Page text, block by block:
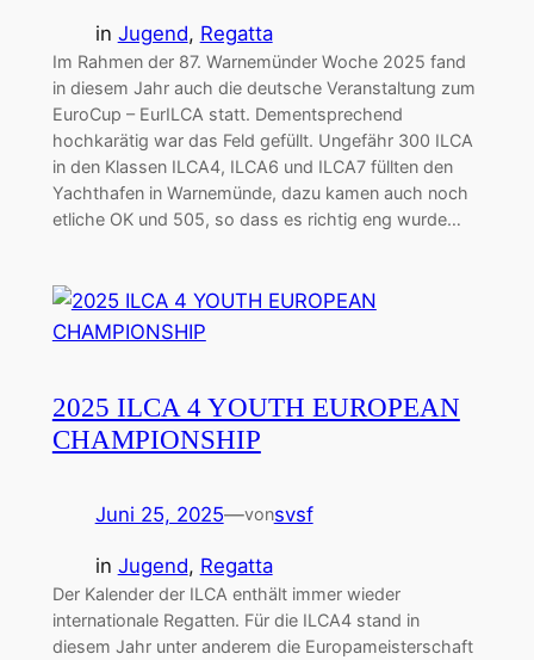
in Jugend, Regatta
Im Rahmen der 87. Warnemünder Woche 2025 fand
in diesem Jahr auch die deutsche Veranstaltung zum
EuroCup – EurILCA statt. Dementsprechend
hochkarätig war das Feld gefüllt. Ungefähr 300 ILCA
in den Klassen ILCA4, ILCA6 und ILCA7 füllten den
Yachthafen in Warnemünde, dazu kamen auch noch
etliche OK und 505, so dass es richtig eng wurde…
2025 ILCA 4 YOUTH EUROPEAN
CHAMPIONSHIP
Juni 25, 2025—vonsvsf
in Jugend, Regatta
Der Kalender der ILCA enthält immer wieder
internationale Regatten. Für die ILCA4 stand in
diesem Jahr unter anderem die Europameisterschaft